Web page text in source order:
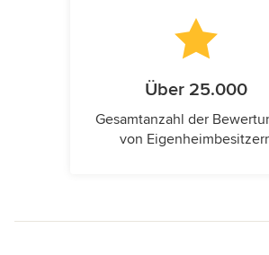
Über 25.000
Gesamtanzahl der
von